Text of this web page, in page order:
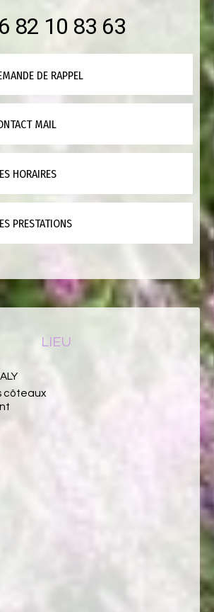
82 10 83 63
DE RAPPEL
MAIL
HORAIRES
PRESTATIONS
LIEU
côteaux